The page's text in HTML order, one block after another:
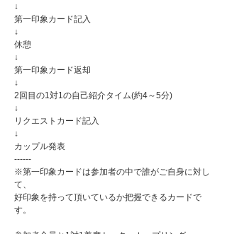
↓
第一印象カード記入
↓
休憩
↓
第一印象カード返却
↓
2回目の1対1の自己紹介タイム(約4～5分)
↓
リクエストカード記入
↓
カップル発表
------
※第一印象カードは参加者の中で誰がご自身に対し
て、
好印象を持って頂いているか把握できるカードで
す。